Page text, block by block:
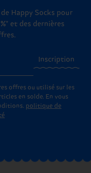
Happy Socks pour
et des dernières
Inscription
offres ou utilisé sur les
en solde. En vous
politique de